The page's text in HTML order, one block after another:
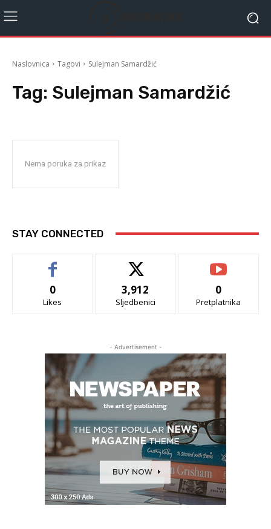
Naslovnica Tagovi Sulejman Samardžić
Tag: Sulejman Samardžić
Nema poruka za prikaz
STAY CONNECTED
0
Likes
3,912
Sljedbenici
0
Pretplatnika
- Advertisement -